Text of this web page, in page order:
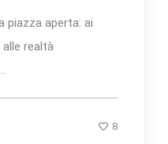
piazza aperta: ai
realtà
8